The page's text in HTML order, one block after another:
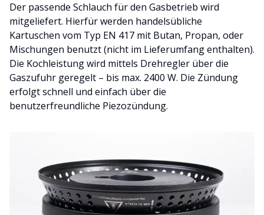
Der passende Schlauch für den Gasbetrieb wird
mitgeliefert. Hierfür werden handelsübliche
Kartuschen vom Typ EN 417 mit Butan, Propan, oder
Mischungen benutzt (nicht im Lieferumfang enthalten).
Die Kochleistung wird mittels Drehregler über die
Gaszufuhr geregelt – bis max. 2400 W. Die Zündung
erfolgt schnell und einfach über die
benutzerfreundliche Piezozündung.